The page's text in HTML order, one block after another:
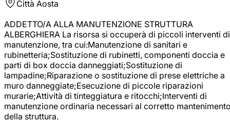
Città Aosta
ADDETTO/A ALLA MANUTENZIONE STRUTTURA
ALBERGHIERA La risorsa si occuperà di piccoli interventi di
manutenzione, tra cui:Manutenzione di sanitari e
rubinetteria;Sostituzione di rubinetti, componenti doccia e
parti di box doccia danneggiati;Sostituzione di
lampadine;Riparazione o sostituzione di prese elettriche a
muro danneggiate;Esecuzione di piccole riparazioni
murarie;Attività di tinteggiatura e ritocchi;Interventi di
manutenzione ordinaria necessari al corretto
della struttura.